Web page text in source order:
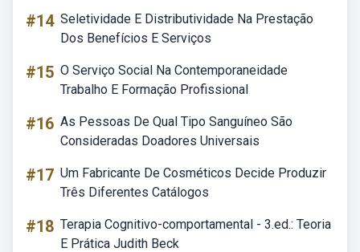
#14 Seletividade E Distributividade Na Prestação
Dos Benefícios E Serviços
#15 O Serviço Social Na Contemporaneidade
Trabalho E Formação Profissional
#16 As Pessoas De Qual Tipo Sanguíneo São
Consideradas Doadores Universais
#17 Um Fabricante De Cosméticos Decide Produzir
Três Diferentes Catálogos
#18 Terapia Cognitivo-comportamental - 3.ed.: Teoria
E Prática Judith Beck